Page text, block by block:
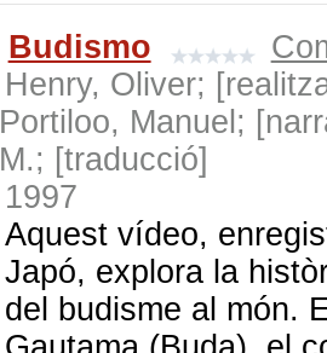
Budismo
Henry, Oliver;
Portiloo, Manuel;
M.; [traducció]
1997
Aquest vídeo,
Japó, explora la
del budisme al món.